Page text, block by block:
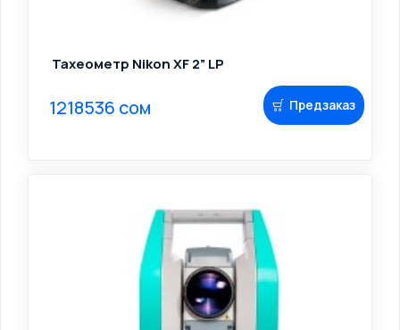
Тахеометр Nikon XF 2” LP
1218536 сом Предзаказ